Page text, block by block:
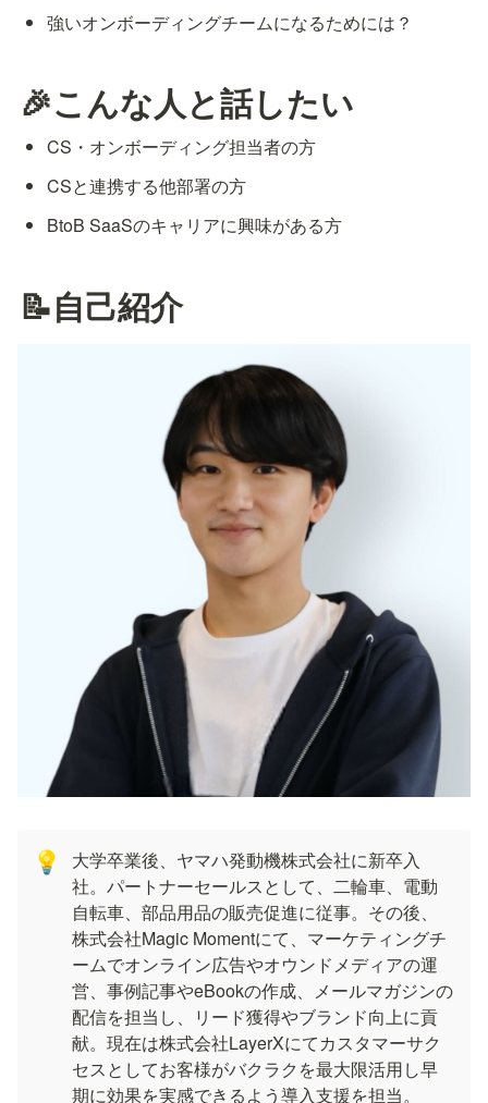
強いオンボーディングチームになるためには？
🎉こんな人と話したい
CS・オンボーディング担当者の方
CSと連携する他部署の方
BtoB SaaSのキャリアに興味がある方
📝自己紹介
💡
大学卒業後、ヤマハ発動機株式会社に新卒入
社。パートナーセールスとして、二輪車、電動
自転車、部品用品の販売促進に従事。その後、
株式会社Magic Momentにて、マーケティングチ
ームでオンライン広告やオウンドメディアの運
営、事例記事やeBookの作成、メールマガジンの
配信を担当し、リード獲得やブランド向上に貢
献。現在は株式会社LayerXにてカスタマーサク
セスとしてお客様がバクラクを最大限活用し早
期に効果を実感できるよう導入支援を担当。